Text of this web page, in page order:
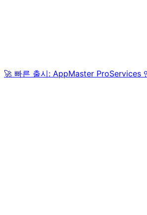
🚀 빠른 출시: AppMaster ProServices